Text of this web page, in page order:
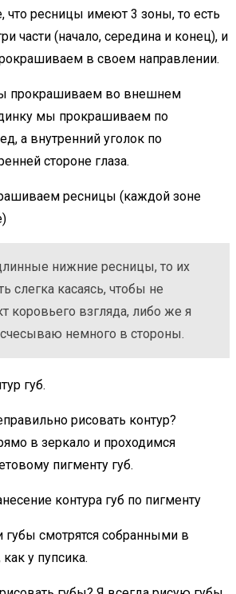
что ресницы имеют 3 зоны, то есть
части (начало, середина и конец), и
в своем направлении.
прокрашиваем во внешнем
мы прокрашиваем по
а внутренний уголок по
стороне глаза.
нижние ресницы, то их
слегка касаясь, чтобы не
коровьего взгляда, либо же я
немного в стороны.
губ.
рисовать контур?
в зеркало и проходимся
пигменту губ.
губы смотрятся собранными в
у пупсика.